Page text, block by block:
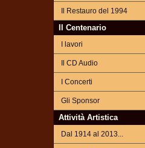
Il Restauro del 1994
Il Centenario
I lavori
Il CD Audio
I Concerti
Gli Sponsor
Attività Artistica
Dal 1914 al 2013...